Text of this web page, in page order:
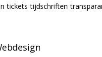
tickets tijdschriften